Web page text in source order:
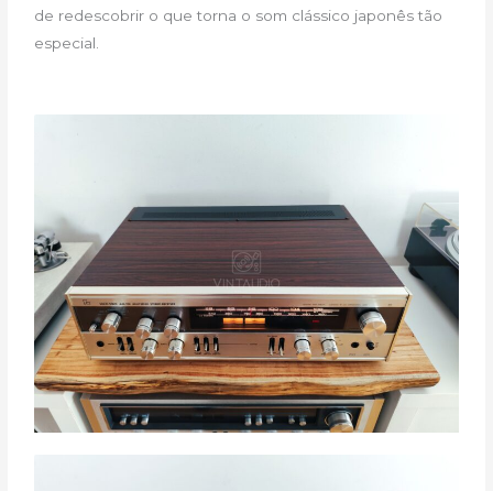
de redescobrir o que torna o som clássico japonês tão
especial.